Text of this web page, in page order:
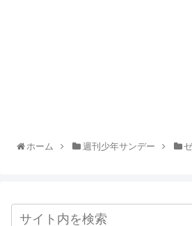
ホーム 週刊少年サンデー